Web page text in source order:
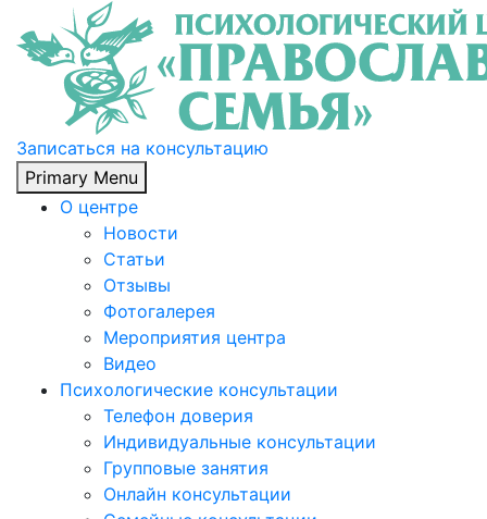
Записаться на консультацию
Primary Menu
О центре
Новости
Статьи
Отзывы
Фотогалерея
Мероприятия центра
Видео
Психологические консультации
Телефон доверия
Индивидуальные консультации
Групповые занятия
Онлайн консультации